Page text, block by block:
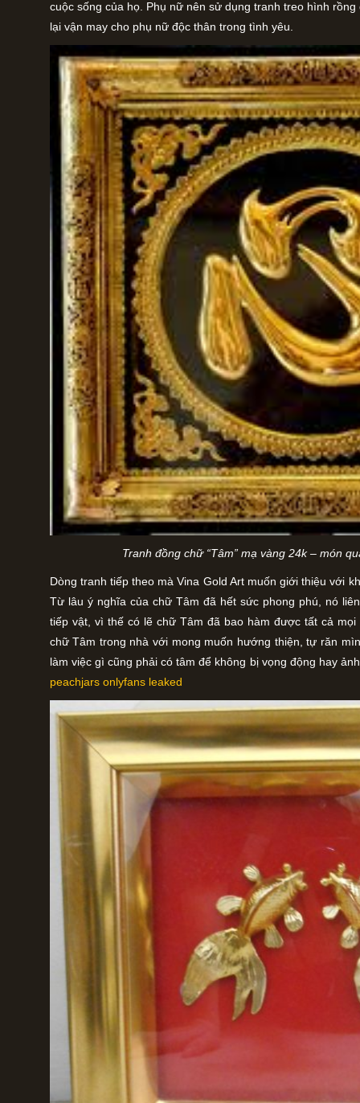
cuộc sống của họ. Phụ nữ nên sử dụng tranh treo hình
lại vận may cho phụ nữ độc thân trong tình yêu.
Tranh đồng chữ “Tâm” mạ vàng 24k – món
Dòng tranh tiếp theo mà Vina Gold Art muốn giới thiệu với
Từ lâu ý nghĩa của chữ Tâm đã hết sức phong phú, nó
tiếp vật, vì thế có lẽ chữ Tâm đã bao hàm được tất cả
chữ Tâm trong nhà với mong muốn hướng thiện, tự răn
làm việc gì cũng phải có tâm để không bị vọng động hay
peachjars onlyfans leaked